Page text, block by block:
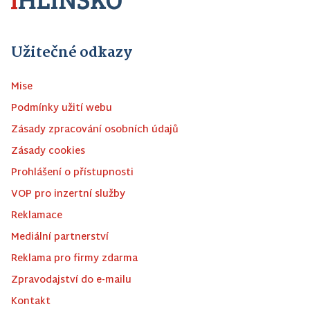
Užitečné odkazy
Mise
Podmínky užití webu
Zásady zpracování osobních údajů
Zásady cookies
Prohlášení o přístupnosti
VOP pro inzertní služby
Reklamace
Mediální partnerství
Reklama pro firmy zdarma
Zpravodajství do e-mailu
Kontakt